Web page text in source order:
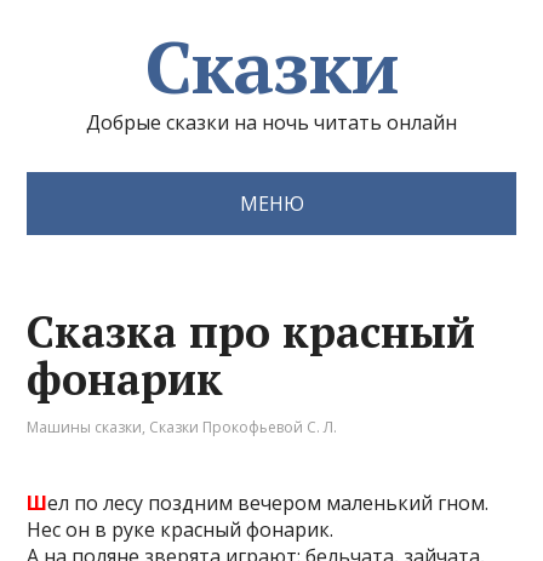
Сказки
Добрые сказки на ночь читать онлайн
МЕНЮ
Сказка про красный
фонарик
Машины сказки, Сказки Прокофьевой С. Л.
Шел по лесу поздним вечером маленький гном.
Нес он в руке красный фонарик.